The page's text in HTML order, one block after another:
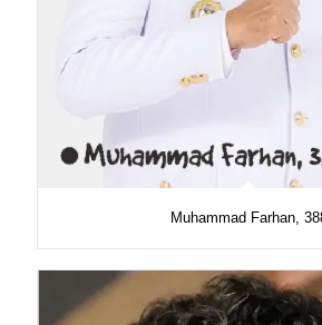
Muhammad Farhan,